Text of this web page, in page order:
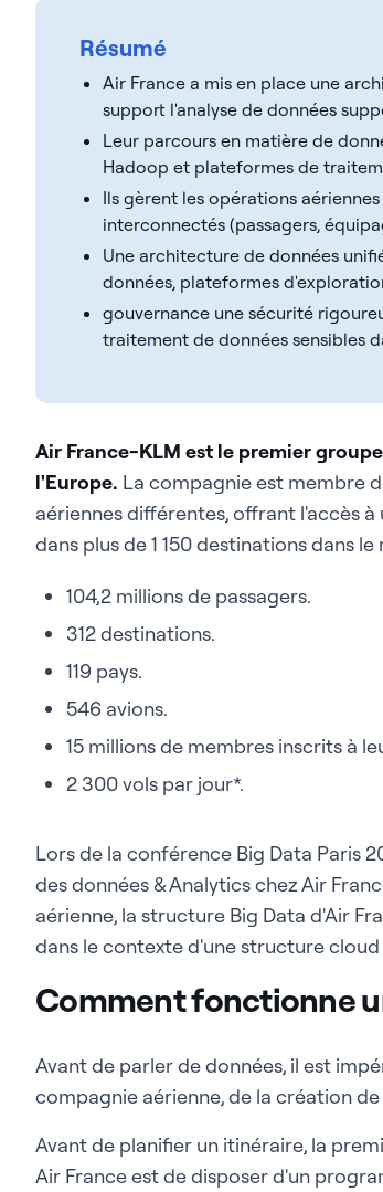
Résumé
Air France a mis en place une
support l'analyse de données
Leur parcours en matière de
Hadoop et plateformes de
Ils gèrent les opérations
interconnectés (passagers,
Une architecture de données
données, plateformes
gouvernance une sécurité
traitement de données sensibles
Air France-KLM est le premier
l'Europe. La compagnie est membre
aériennes différentes, offrant l'accès
dans plus de 1 150 destinations dans
104,2 millions de passagers.
312 destinations.
119 pays.
546 avions.
15 millions de membres inscrits à
2 300 vols par jour*.
Lors de la conférence Big Data Paris
des données & Analytics chez Air
aérienne, la structure Big Data d'Air
dans le contexte d'une structure
Comment fonctionne
Avant de parler de données, il est
compagnie aérienne, de la création
Avant de planifier un itinéraire, la
Air France est de disposer d'un